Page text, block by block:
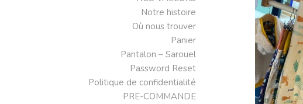
Notre histoire
Où nous trouver
Panier
Pantalon – Sarouel
Password Reset
Politique de confidentialité
PRE-COMMANDE